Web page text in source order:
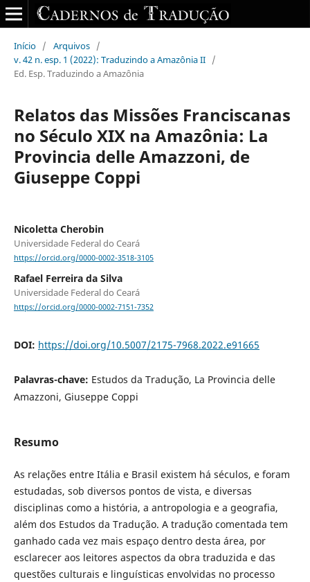
Início / Arquivos /
v. 42 n. esp. 1 (2022): Traduzindo a Amazônia II /
Ed. Esp. Traduzindo a Amazônia
Relatos das Missões Franciscanas
no Século XIX na Amazônia: La
Provincia delle Amazzoni, de
Giuseppe Coppi
Nicoletta Cherobin
Universidade Federal do Ceará
https://orcid.org/0000-0002-3518-3105
Rafael Ferreira da Silva
Universidade Federal do Ceará
https://orcid.org/0000-0002-7151-7352
DOI: https://doi.org/10.5007/2175-7968.2022.e91665
Palavras-chave: Estudos da Tradução, La Provincia delle
Amazzoni, Giuseppe Coppi
Resumo
As relações entre Itália e Brasil existem há séculos, e foram
estudadas, sob diversos pontos de vista, e diversas
disciplinas como a história, a antropologia e a geografia,
além dos Estudos da Tradução. A tradução comentada tem
ganhado cada vez mais espaço dentro desta área, por
esclarecer aos leitores aspectos da obra traduzida e das
questões culturais e linguísticas envolvidas no processo